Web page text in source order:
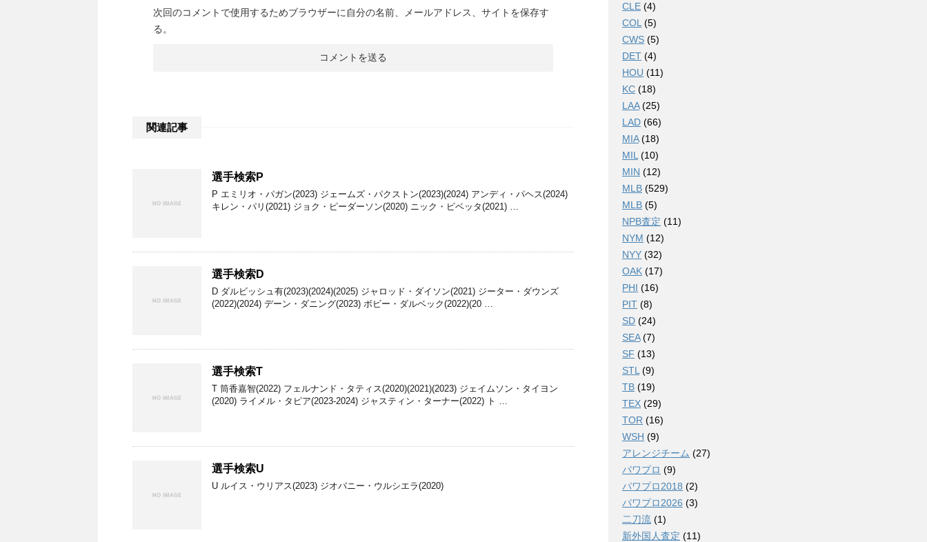
次回のコメントで使用するためブラウザーに自分の名前、メールアドレス、サイトを保存す
る。
関連記事
選手検索P
P エミリオ・パガン(2023) ジェームズ・パクストン(2023)(2024) アンディ・パヘス(2024)
キレン・パリ(2021) ジョク・ピーダーソン(2020) ニック・ピベッタ(2021) …
選手検索D
D ダルビッシュ有(2023)(2024)(2025) ジャロッド・ダイソン(2021) ジーター・ダウンズ
(2022)(2024) デーン・ダニング(2023) ボビー・ダルベック(2022)(20 …
選手検索T
T 筒香嘉智(2022) フェルナンド・タティス(2020)(2021)(2023) ジェイムソン・タイヨン
(2020) ライメル・タピア(2023-2024) ジャスティン・ターナー(2022) ト …
選手検索U
U ルイス・ウリアス(2023) ジオバニー・ウルシエラ(2020)
CLE (4)
COL (5)
CWS (5)
DET (4)
HOU (11)
KC (18)
LAA(25)
LAD (66)
MIA(18)
MIL (10)
MIN (12)
MLB (529)
MLB (5)
NPB査定 (11)
NYM (12)
NYY (32)
OAK (17)
PHI (16)
PIT (8)
SD (24)
SEA(7)
SF (13)
STL (9)
TB (19)
TEX (29)
TOR (16)
WSH (9)
アレンジチーム (27)
パワプロ (9)
パワプロ2018 (2)
パワプロ2026 (3)
二刀流 (1)
新外国人査定 (11)